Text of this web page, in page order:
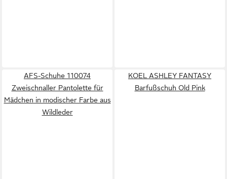
AFS-Schuhe 110074
Zweischnaller Pantolette für
Mädchen in modischer Farbe aus
Wildleder
KOEL ASHLEY FANTASY
Barfußschuh Old Pink